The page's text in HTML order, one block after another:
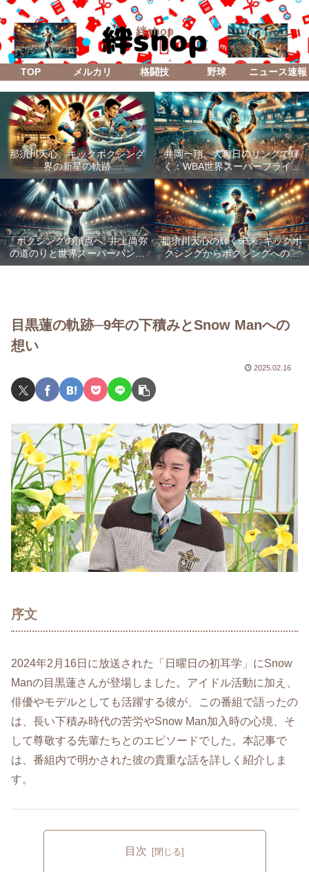
絆shop
TOP メルカリ 格闘技 野球 ニュース速報
那須川天心、キックボクシング
界の新星の軌跡
井岡一翔、大晦日のリングで輝
く：WBA世界スーパーフライ級
防衛戦「Lifetime Boxing Fights
18」
「ボクシングの頂点へ: 井上尚弥
の道のりと世界スーパーバンタ
ム級統一戦の全貌」
那須川天心の輝く未来: キックボ
クシングからボクシングへの成
功した転身
目黒蓮の軌跡─9年の下積みとSnow Manへの
想い
2025.02.16
序文
2024年2月16日に放送された「日曜日の初耳学」にSnow
Manの目黒蓮さんが登場しました。アイドル活動に加え、
俳優やモデルとしても活躍する彼が、この番組で語ったの
は、長い下積み時代の苦労やSnow Man加入時の心境、そ
して尊敬する先輩たちとのエピソードでした。本記事で
は、番組内で明かされた彼の貴重な話を詳しく紹介しま
す。
目次